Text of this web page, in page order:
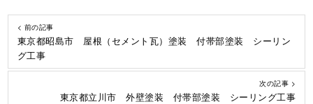
< 前の記事
東京都昭島市 屋根（セメント瓦）塗装 付帯部塗装 シーリン
グ工事
次の記事 >
東京都立川市 外壁塗装 付帯部塗装 シーリング工事